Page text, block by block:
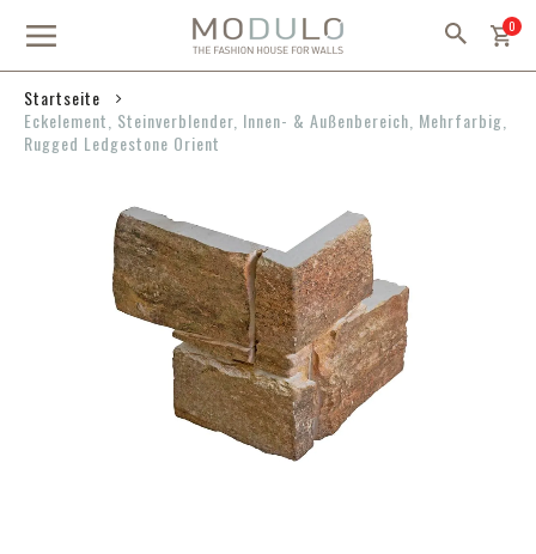
Inhalt
0
Startseite
Eckelement, Steinverblender, Innen- & Außenbereich, Mehrfarbig,
Rugged Ledgestone Orient